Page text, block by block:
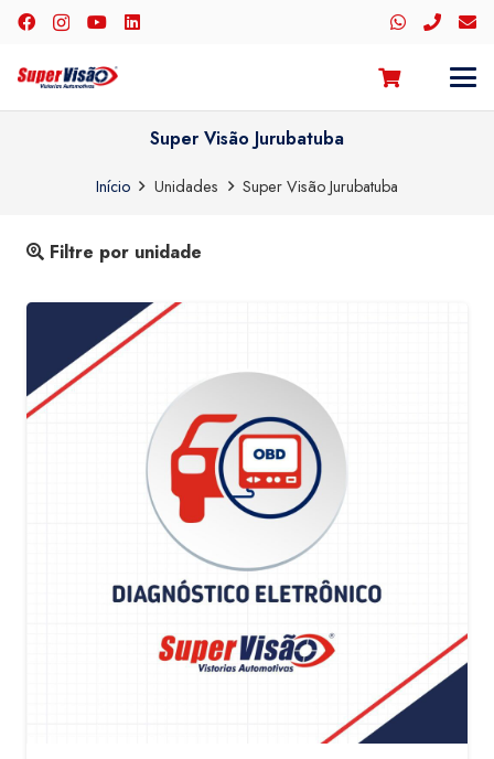
Super Visão Jurubatuba
Início Unidades Super Visão Jurubatuba
Filtre por unidade